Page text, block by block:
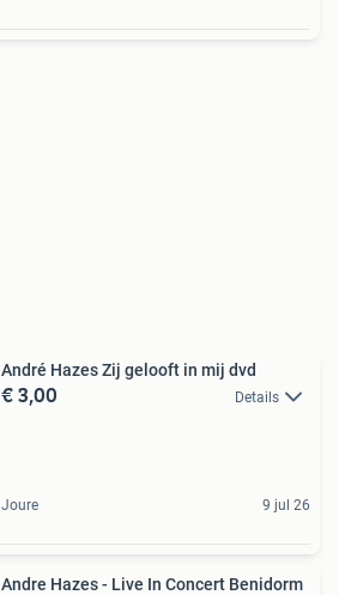
André Hazes Zij gelooft in mij dvd
€ 3,00 Details
Joure 9 jul 26
Andre Hazes - Live In Concert Benidorm